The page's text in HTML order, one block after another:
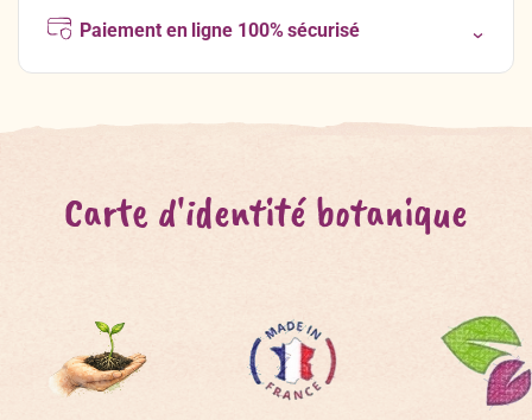
Paiement en ligne 100% sécurisé
Carte d'identité botanique